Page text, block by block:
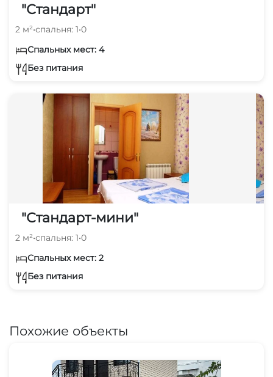
"Стандарт"
2 м²•спальня: 1•0
Спальных мест: 4
Без питания
"Стандарт-мини"
2 м²•спальня: 1•0
Спальных мест: 2
Без питания
Похожие объекты